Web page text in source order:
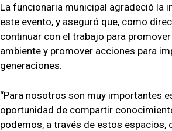
La funcionaria municipal agradeció la
este evento, y aseguró que, como
continuar con el trabajo para
ambiente y promover acciones para
generaciones.
“Para nosotros son muy importantes
oportunidad de compartir
podemos, a través de estos espacios,